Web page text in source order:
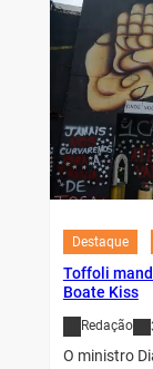
Destaque
Toffoli
Boate Kiss
Redação
O ministro